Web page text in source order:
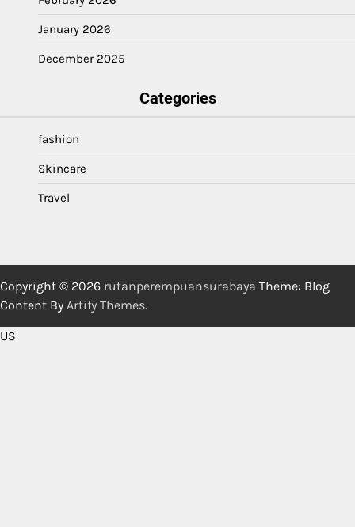
January 2026
December 2025
Categories
fashion
Skincare
Travel
Copyright © 2026 rutanperempuansurabaya Theme: Blog
Content By Artify Themes.
US